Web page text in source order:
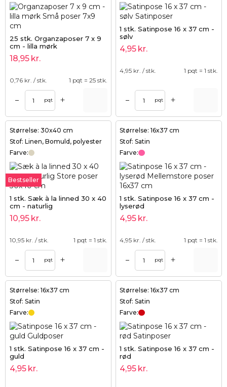
25 stk. Organzaposer 7 x 9
cm - lilla mørk
18,95 kr.
0,76 kr. / stk. 1 pqt = 25 stk.
– pqt +
1 stk. Satinpose 16 x 37 cm -
sølv
4,95 kr.
4,95 kr. / stk. 1 pqt = 1 stk.
– pqt +
Størrelse: 30x40 cm
Stof: Linen, Bomuld, polyester
Farve:
Bestseller
1 stk. Sæk à la linned 30 x 40
cm - naturlig
10,95 kr.
10,95 kr. / stk. 1 pqt = 1 stk.
– pqt +
Størrelse: 16x37 cm
Stof: Satin
Farve:
1 stk. Satinpose 16 x 37 cm -
lyserød
4,95 kr.
4,95 kr. / stk. 1 pqt = 1 stk.
– pqt +
Størrelse: 16x37 cm
Stof: Satin
Farve:
1 stk. Satinpose 16 x 37 cm -
guld
4,95 kr.
Størrelse: 16x37 cm
Stof: Satin
Farve:
1 stk. Satinpose 16 x 37 cm -
rød
4,95 kr.